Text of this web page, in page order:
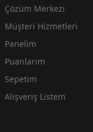
Çözüm Merkezi
Müşteri Hizmetleri
Panelim
Puanlarım
Sepetim
Alışveriş Listem